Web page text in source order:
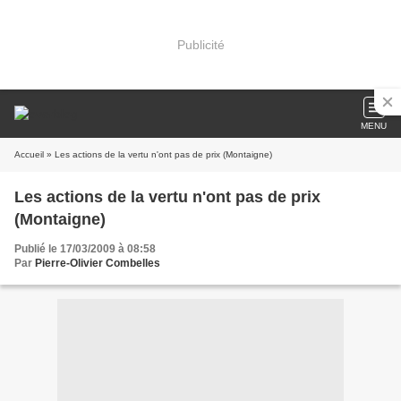
Publicité
MENU
Accueil » Les actions de la vertu n'ont pas de prix (Montaigne)
Les actions de la vertu n'ont pas de prix
(Montaigne)
Publié le 17/03/2009 à 08:58
Par Pierre-Olivier Combelles